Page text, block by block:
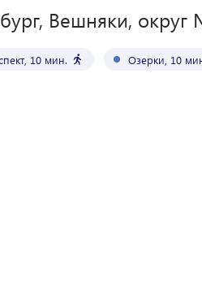
Вешняки,
, 10 мин. Озерки 10